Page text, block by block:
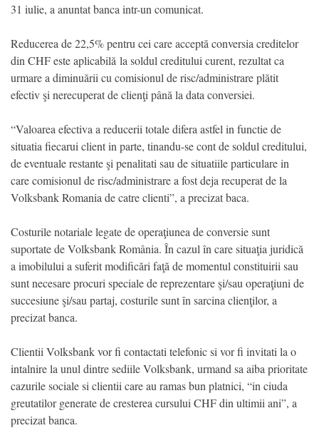
31 iulie, a anuntat banca intr-un comunicat.
Reducerea de 22,5% pentru cei care acceptă conversia creditelor
din CHF este aplicabilă la soldul creditului curent, rezultat ca
urmare a diminuării cu comisionul de risc/administrare plătit
efectiv şi nerecuperat de clienţi până la data conversiei.
“Valoarea efectiva a reducerii totale difera astfel in functie de
situatia fiecarui client in parte, tinandu-se cont de soldul creditului,
de eventuale restante şi penalitati sau de situatiile particulare in
care comisionul de risc/administrare a fost deja recuperat de la
Volksbank Romania de catre clienti”, a precizat baca.
Costurile notariale legate de operaţiunea de conversie sunt
suportate de Volksbank România. În cazul în care situaţia juridică
a imobilului a suferit modificări faţă de momentul constituirii sau
sunt necesare procuri speciale de reprezentare şi/sau operaţiuni de
succesiune şi/sau partaj, costurile sunt în sarcina clienţilor, a
precizat banca.
Clientii Volksbank vor fi contactati telefonic si vor fi invitati la o
intalnire la unul dintre sediile Volksbank, urmand sa aiba prioritate
cazurile sociale si clientii care au ramas bun platnici, “in ciuda
greutatilor generate de cresterea cursului CHF din ultimii ani”, a
precizat banca.